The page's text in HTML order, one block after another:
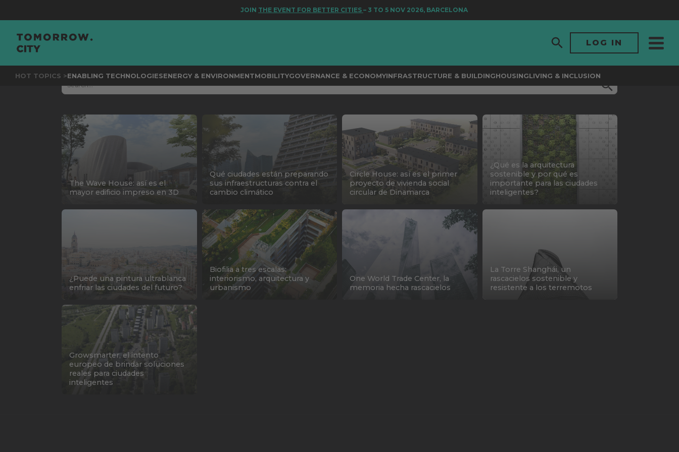
JOINTHE EVENT FOR BETTER CITIES– 3 TO 5 NOV 2026, BARCELONA
LOG IN
HOT TOPICS >ENABLING TECHNOLOGIESENERGY & ENVIRONMENTMOBILITYGOVERNANCE & ECONOMYINFRASTRUCTURE & BUILDINGHOUSINGLIVING & INCLUSION
The Wave House: así es el
mayor edificio impreso en 3D
Qué ciudades están preparando
sus infraestructuras contra el
cambio climático
Circle House: así es el primer
proyecto de vivienda social
circular de Dinamarca
¿Qué es la arquitectura
sostenible y por qué es
importante para las ciudades
inteligentes?
¿Puede una pintura ultrablanca
enfriar las ciudades del futuro?
Biofilia a tres escalas:
interiorismo, arquitectura y
urbanismo
One World Trade Center, la
memoria hecha rascacielos
La Torre Shanghái, un
rascacielos sostenible y
resistente a los terremotos
Growsmarter, el intento
europeo de brindar soluciones
reales para ciudades
inteligentes